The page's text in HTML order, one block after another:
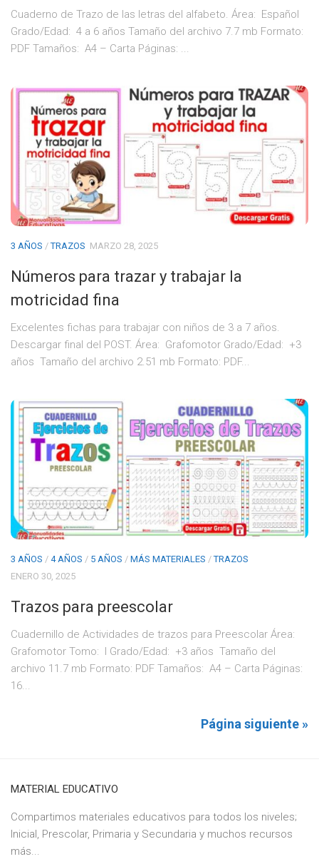
Cuaderno de Trazo de las letras del alfabeto. Área: Español
Grado/Edad: 4 a 6 años Tamaño del archivo 7.7 mb Formato:
PDF Tamaños: A4 – Carta Páginas: ...
3 AÑOS /TRAZOS MARZO 28, 2025
Números para trazar y trabajar la
motricidad fina
Excelentes fichas para trabajar con niños de 3 a 7 años.
Descargar final del POST. Área: Grafomotor Grado/Edad: +3
años Tamaño del archivo 2.51 mb Formato: PDF...
3 AÑOS / 4 AÑOS / 5 AÑOS / MÁS MATERIALES /TRAZOS
ENERO 30, 2025
Trazos para preescolar
Cuadernillo de Actividades de trazos para Preescolar Área:
Grafomotor Tomo: I Grado/Edad: +3 años Tamaño del
archivo 11.7 mb Formato: PDF Tamaños: A4 – Carta Páginas:
16...
Página siguiente »
MATERIAL EDUCATIVO
Compartimos materiales educativos para todos los niveles;
Inicial, Prescolar, Primaria y Secundaria y muchos recursos
más...